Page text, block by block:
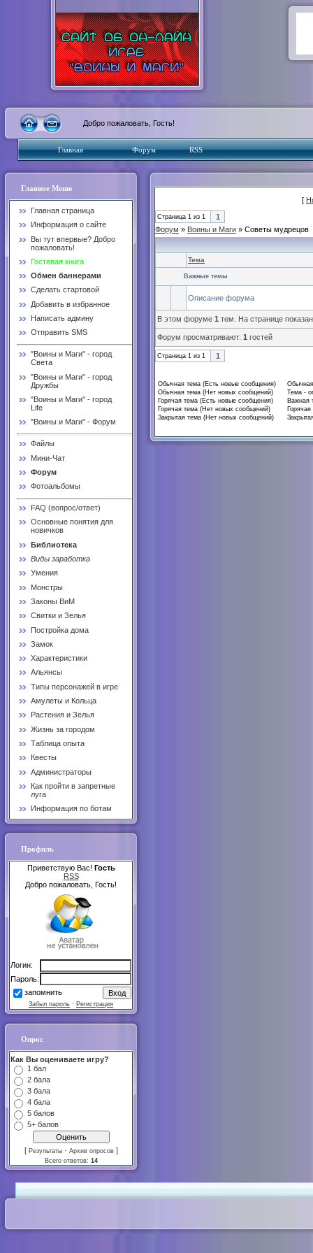
Добро пожаловать, Гость!
Главная Форум RSS
Главное Меню
Главная страница
Информация о сайте
Вы тут впервые? Добро
пожаловать!
Гостевая книга
Обмен баннерами
Сделать стартовой
Добавить в избранное
Написать админу
Отправить SMS
"Воины и Маги" - город
Света
"Воины и Маги" - город
Дружбы
"Воины и Маги" - город
Life
"Воины и Маги" - Форум
Файлы
Мини-Чат
Форум
Фотоальбомы
FAQ (вопрос/ответ)
Основные понятия для
новичков
Библиотека
Виды заработка
Умения
Монстры
Законы ВиМ
Свитки и Зелья
Постройка дома
Замок
Характеристики
Альянсы
Типы персонажей в игре
Амулеты и Кольца
Растения и Зелья
Жизнь за городом
Таблица опыта
Квесты
Администраторы
Как пройти в запретные
луга
Информация по ботам
Профиль
Приветствую Вас! Гость
RSS
Добро пожаловать, Гость!
Логин:
Пароль:
запомнить
Забыл пароль · Регистрация
Опрос
Как Вы оцениваете игру?
1 бал
2 бала
3 бала
4 бала
5 балов
5+ балов
[ Результаты · Архив опросов ]
Всего ответов: 14
[
Страница 1 из 1
1
Форум » Воины и Маги » Советы мудрецов
Тема
Важные темы
Описание форума
В этом форуме 1 тем. На странице
Форум просматривают: 1 гостей
Страница 1 из 1 1
Обычная тема (Есть новые сообщения)
Обычная тема (Нет новых сообщений)
Тема -
Горячая тема (Есть новые сообщения)
Важная
Горячая тема (Нет новых сообщений)
Горячая
Закрытая тема (Нет новых сообщений)